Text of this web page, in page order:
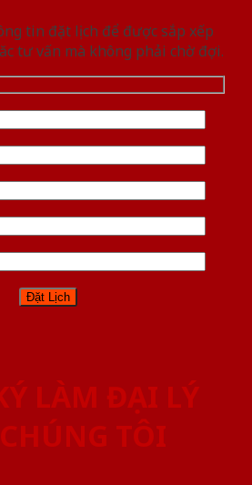
tin đặt lịch để được sắp xếp
tư vấn mà không phải chờ đợi.
LÀM ĐẠI LÝ
TÔI